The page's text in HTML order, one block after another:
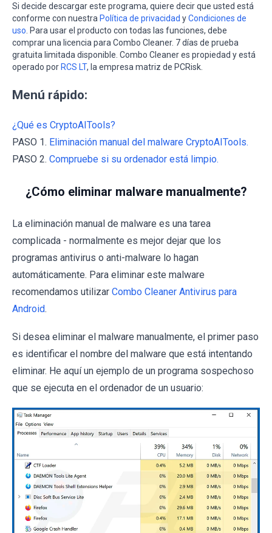
Si decide descargar este programa, quiere decir que usted está
conforme con nuestra Política de privacidad yCondiciones de
uso . Para usar el producto con todas las funciones, debe
comprar una licencia para Combo Cleaner. 7 días de prueba
gratuita limitada disponible. Combo Cleaner es propiedad y está
operado porRCS LT, la empresa matriz de PCRisk.
Menú rápido:
¿Qué es CryptoAITools?
PASO 1. Eliminación manual del malware CryptoAITools.
PASO 2. Compruebe si su ordenador está limpio.
¿Cómo eliminar malware manualmente?
La eliminación manual de malware es una tarea
complicada - normalmente es mejor dejar que los
programas antivirus o anti-malware lo hagan
automáticamente. Para eliminar este malware
recomendamos utilizar Combo Cleaner Antivirus para
Android.
Si desea eliminar el malware manualmente, el primer paso
es identificar el nombre del malware que está intentando
eliminar. He aquí un ejemplo de un programa sospechoso
que se ejecuta en el ordenador de un usuario: